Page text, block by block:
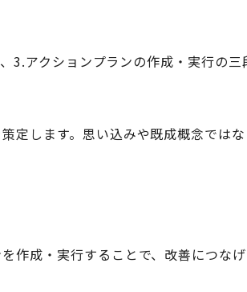
アクションプランの作成・実行の三
定します。思い込みや既成概念では
成・実行することで、改善につなげ